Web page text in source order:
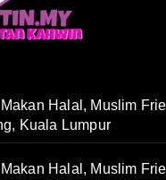
Halal, Muslim
Kuala Lumpur
Halal, Muslim